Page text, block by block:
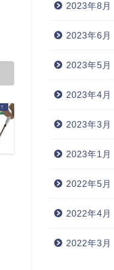
2023年8月
2023年6月
2023年5月
2023年4月
2023年3月
2023年1月
2022年5月
2022年4月
2022年3月